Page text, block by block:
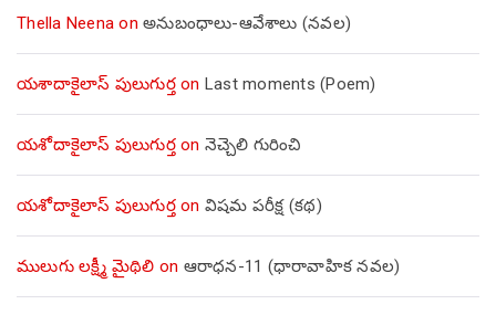
Thella Neena on అనుబంధాలు-ఆవేశాలు (నవల)
యశాదాకైలాస్ పులుగుర్తon Last moments (Poem)
యశోదాకైలాస్ పులుగుర్తon నెచ్చెలి గురించి
యశోదాకైలాస్ పులుగుర్తon విషమ పరీక్ష (క‌థ‌)
ములుగు లక్ష్మీ మైథిలి on ఆరాధన-11 (ధారావాహిక నవల)